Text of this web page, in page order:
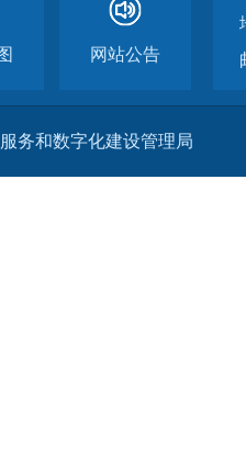
网站公告
务和数字化建设管理局